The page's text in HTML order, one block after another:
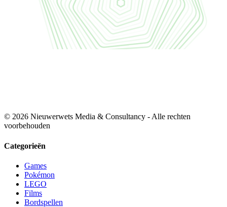
© 2026 Nieuwerwets Media & Consultancy - Alle rechten
voorbehouden
Categorieën
Games
Pokémon
LEGO
Films
Bordspellen